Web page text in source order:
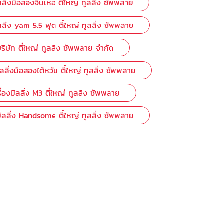
ลึงมือสองจิ้นเหอ ตี๋ใหญ่ ทูลลิ่ง ซัพพลาย
ลึง yam 5.5 ฟุต ตี๋ใหญ่ ทูลลิ่ง ซัพพลาย
ษัท ตี๋ใหญ่ ทูลลิ่ง ซัพพลาย จำกัด
ลิ่งมือสองไต้หวัน ตี๋ใหญ่ ทูลลิ่ง ซัพพลาย
องมิลลิ่ง M3 ตี๋ใหญ่ ทูลลิ่ง ซัพพลาย
ลลิ่ง Handsome ตี๋ใหญ่ ทูลลิ่ง ซัพพลาย